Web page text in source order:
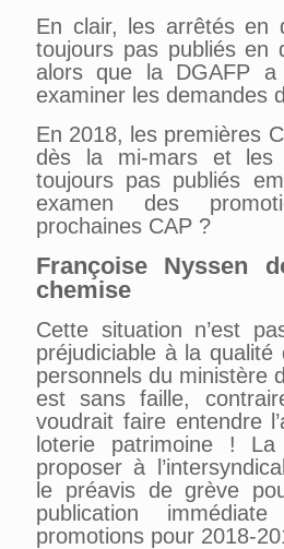
En clair, les arrêtés en
toujours pas publiés en
alors que la DGAFP
examiner les demandes
En 2018, les premières
dès la mi-mars et les
toujours pas publiés
examen des
prochaines CAP ?
Françoise Nyssen
chemise
Cette situation n’est
préjudiciable à la
personnels du ministère
est sans faille,
voudrait faire entendre
loterie patrimoine !
proposer à
le préavis de grève
publication
promotions pour 2018-